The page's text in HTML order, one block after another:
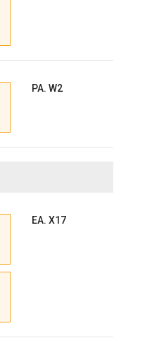
PA. W2
EA. X17